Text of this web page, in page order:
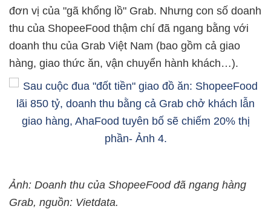
đơn vị của "gã khổng lồ" Grab. Nhưng con số doanh
thu của ShopeeFood thậm chí đã ngang bằng với
doanh thu của Grab Việt Nam (bao gồm cả giao
hàng, giao thức ăn, vận chuyển hành khách…).
Ảnh: Doanh thu của ShopeeFood đã ngang hàng
Grab, nguồn: Vietdata.